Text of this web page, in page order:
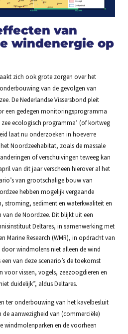
van
windenergie op
zich ook grote zorgen over het
van de gevolgen van
De Nederlandse Vissersbond pleit
een gedegen monitoringsprogramma
ecologisch programma’ (of kortweg
laat nu onderzoeken in hoeverre
Noordzeehabitat, zoals de massale
of verschuivingen teweeg kan
van dit jaar verscheen hierover al het
van grootschalige bouw van
hebben mogelijk vergaande
stroming, sediment en waterkwaliteit en
de Noordzee. Dit blijkt uit een
Deltares, in samenwerking met
Marine Research (WMR), in opdracht van
windmolens niet alleen de wind
van deze scenario’s de toekomst
voor vissen, vogels, zeezoogdieren en
duidelijk”, aldus Deltares.
ter onderbouwing van het kavelbesluit
de aanwezigheid van (commerciële)
windmolenparken en de voorheen